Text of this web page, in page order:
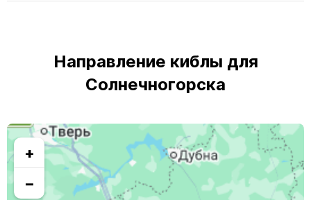
Направление киблы для
Солнечногорска
+
−